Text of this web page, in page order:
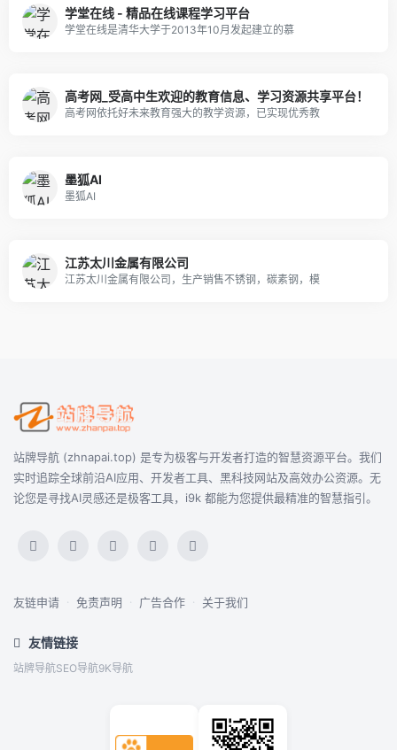
学堂在线 - 精品在线课程学习平台
学堂在线是清华大学于2013年10月发起建立的慕
高考网_受高中生欢迎的教育信息、学习资源共享平台！
高考网依托好未来教育强大的教学资源，已实现优秀教
墨狐AI
墨狐AI
江苏太川金属有限公司
江苏太川金属有限公司，生产销售不锈钢，碳素钢，模
站牌导航 (zhnapai.top) 是专为极客与开发者打造的智慧资源平台。我们
实时追踪全球前沿AI应用、开发者工具、黑科技网站及高效办公资源。无
论您是寻找AI灵感还是极客工具，i9k 都能为您提供最精准的智慧指引。
友链申请 · 免责声明 · 广告合作 · 关于我们
友情链接
站牌导航SEO导航9K导航